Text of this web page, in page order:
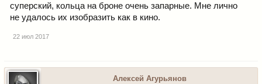
суперский, кольца на броне очень запарные. Мне лично
не удалось их изобразить как в кино.
22 июл 2017
Алексей Агурьянов